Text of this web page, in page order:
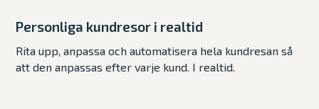
Personliga kundresor i realtid
Rita upp, anpassa och automatisera hela kundresan så
att den anpassas efter varje kund. I realtid.